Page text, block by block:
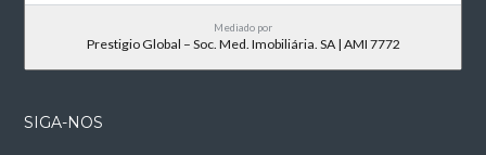
Mediado por
Prestigio Global – Soc. Med. Imobiliária. SA | AMI 7772
SIGA-NOS